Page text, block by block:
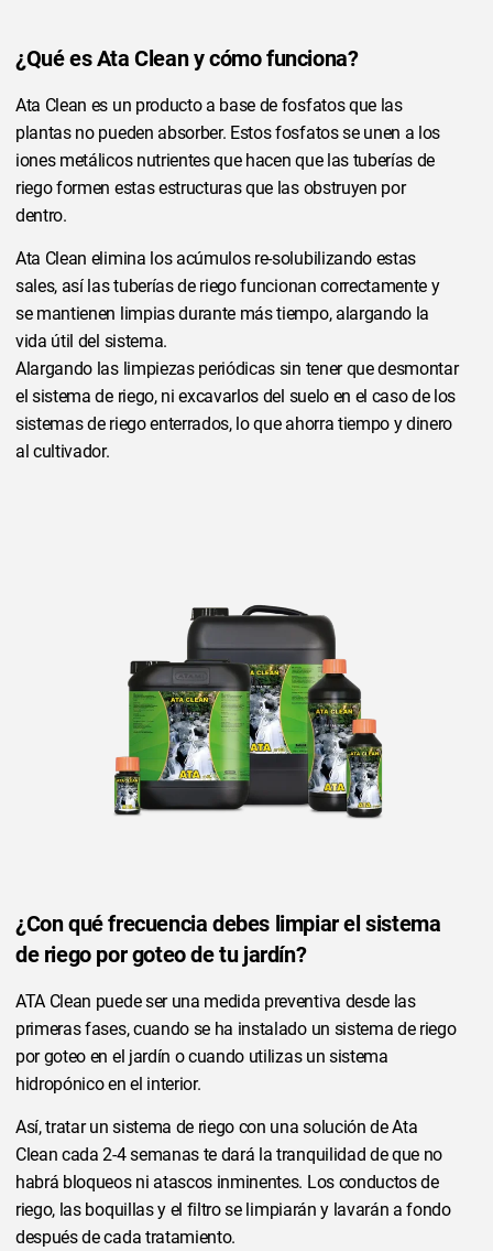
¿Qué es Ata Clean y cómo funciona?
Ata Clean es un producto a base de fosfatos que las
plantas no pueden absorber. Estos fosfatos se unen a los
iones metálicos nutrientes que hacen que las tuberías de
riego formen estas estructuras que las obstruyen por
dentro.
Ata Clean elimina los acúmulos re-solubilizando estas
sales, así las tuberías de riego funcionan correctamente y
se mantienen limpias durante más tiempo, alargando la
vida útil del sistema.
Alargando las limpiezas periódicas sin tener que desmontar
el sistema de riego, ni excavarlos del suelo en el caso de los
sistemas de riego enterrados, lo que ahorra tiempo y dinero
al cultivador.
¿Con qué frecuencia debes limpiar el sistema
de riego por goteo de tu jardín?
ATA Clean puede ser una medida preventiva desde las
primeras fases, cuando se ha instalado un sistema de riego
por goteo en el jardín o cuando utilizas un sistema
hidropónico en el interior.
Así, tratar un sistema de riego con una solución de Ata
Clean cada 2-4 semanas te dará la tranquilidad de que no
habrá bloqueos ni atascos inminentes. Los conductos de
riego, las boquillas y el filtro se limpiarán y lavarán a fondo
después de cada tratamiento.